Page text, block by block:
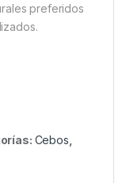
preferidos
Cebos